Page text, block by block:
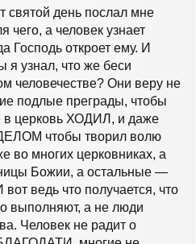
святой день послал мне
чего, а человек узнает
Господь откроет ему. И
я узнал, что же беси
человечестве? Они веру не
подлые преграды, чтобы
церковь ХОДИЛ, и даже
чтобы творил волю
во многих церковниках, а
Божии, а остальные —
ведь что получается, что
выполняют, а не люди
Человек не радит о